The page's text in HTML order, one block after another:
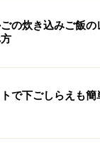
の炊き込みご飯
で下ごしらえも